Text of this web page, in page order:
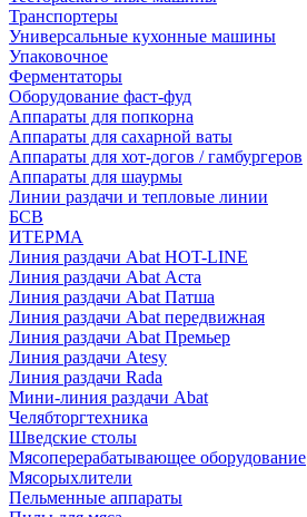
Транспортеры
Универсальные кухонные машины
Упаковочное
Ферментаторы
Оборудование фаст-фуд
Аппараты для попкорна
Аппараты для сахарной ваты
Аппараты для хот-догов / гамбургеров
Аппараты для шаурмы
Линии раздачи и тепловые линии
БСВ
ИТЕРМА
Линия раздачи Abat HOT-LINE
Линия раздачи Abat Аста
Линия раздачи Abat Патша
Линия раздачи Abat передвижная
Линия раздачи Abat Премьер
Линия раздачи Atesy
Линия раздачи Rada
Мини-линия раздачи Abat
Челябторгтехника
Шведские столы
Мясоперерабатывающее оборудование
Мясорыхлители
Пельменные аппараты